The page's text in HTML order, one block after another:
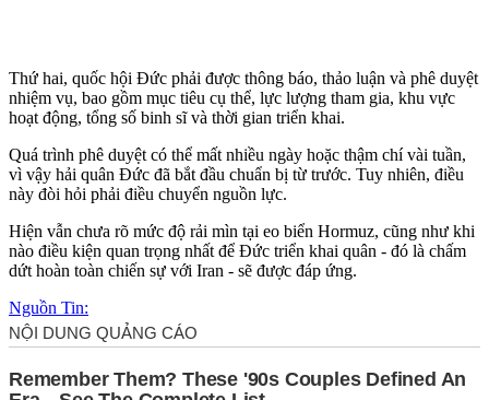
Thứ hai, quốc hội Đức phải được thông báo, thảo luận và phê duyệt
nhiệm vụ, bao gồm mục tiêu cụ thể, lực lượng tham gia, khu vực
hoạt động, tổng số binh sĩ và thời gian triển khai.
Quá trình phê duyệt có thể mất nhiều ngày hoặc thậm chí vài tuần,
vì vậy hải quân Đức đã bắt đầu chuẩn bị từ trước. Tuy nhiên, điều
này đòi hỏi phải điều chuyển nguồn lực.
Hiện vẫn chưa rõ mức độ rải mìn tại eo biển Hormuz, cũng như khi
nào điều kiện quan trọng nhất để Đức triển khai quân - đó là chấm
dứt hoàn toàn chiến sự với Iran - sẽ được đáp ứng.
Nguồn Tin: